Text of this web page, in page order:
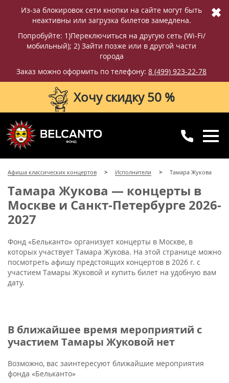
Из-за блокировок сети кнопки на сайте могут быть
неактивны или загрузка билетов замедлена.
Попробуйте: 1)Переключиться на другую сеть (Wi-Fi/
мобильный); 2) Зайти позже или в другой части
города
Заказ можно оформить по телефону: 8 (499) 923-22-78
✖
Хочу скидку 50 %
8 (499) 923-22-78
8 (800) 770-09-71
для регионов
Афиша классических концертов Исполнители Тамара Жукова
Тамара Жукова — концерты в
Москве и Санкт-Петербурге 2026-
2027
Фонд «Бельканто» организует концерты в Москве, в
которых участвует Тамара Жукова. На этой странице можно
посмотреть афишу предстоящих концертов в 2026 г. с
участием Тамары Жуковой и купить билет на удобную вам
дату.
В ближайшее время мероприятий с
участием Тамары Жуковой нет
Возможно, вас заинтересуют ближайшие мероприятия
фонда «Бельканто»